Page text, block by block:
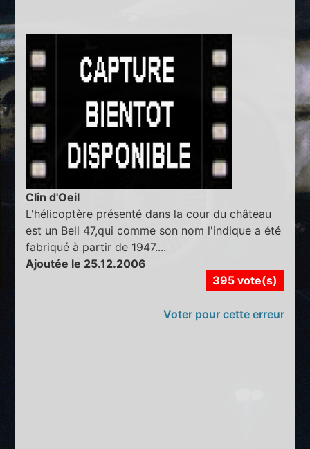
Clin d'Oeil
L'hélicoptère présenté dans la cour du château
est un Bell 47,qui comme son nom l'indique a été
fabriqué à partir de 1947....
Ajoutée le 25.12.2006
395 vote(s)
Voter pour cette erreur